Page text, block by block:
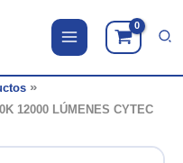
12000 LÚMENES CYTEC